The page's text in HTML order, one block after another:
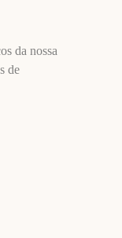
da nossa
de